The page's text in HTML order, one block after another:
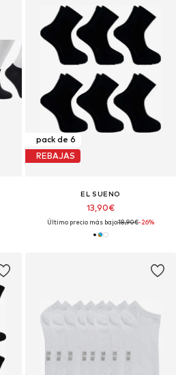
pack de 6
REBAJAS
EL SUENO
13,90€
Último precio más bajo:18,90€-26%